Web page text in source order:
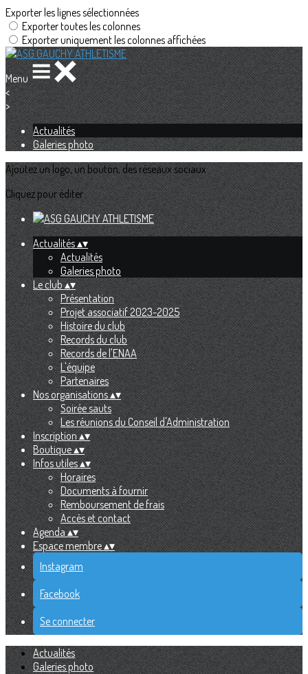
Exporter les lignes sélectionnées
Exporter toutes les colonnes
Exporter uniquement les colonnes affichées
Menu
<
>
Actualités
Galeries photo
Ajoutez un logo, un bouton, des réseaux sociaux
Cliquez pour éditer
Actualités▴▾
Actualités
Galeries photo
Le club▴▾
Présentation
Projet associatif 2023-2025
Histoire du club
Records du club
Records de l'ENAA
L'équipe
Partenaires
Nos organisations▴▾
Soirée sauts
Les réunions du Conseil d'Administration
Inscription▴▾
Boutique▴▾
Infos utiles▴▾
Horaires
Documents à fournir
Remboursement de frais
Accès et contact
Agenda▴▾
Espace membre▴▾
Instagram
Facebook
Se connecter
Actualités
Galeries photo